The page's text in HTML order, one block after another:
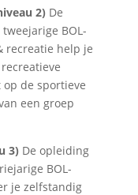
2) De
BOL-
recreatie help je
de sportieve
een groep
3) De opleiding
BOL-
je zelfstandig